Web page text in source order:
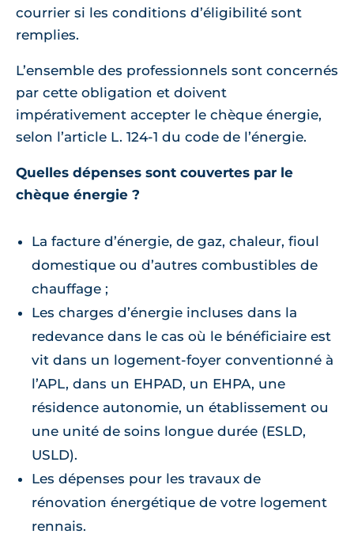
courrier si les conditions d’éligibilité sont
remplies.
L’ensemble des professionnels sont concernés
par cette obligation et doivent
impérativement accepter le chèque énergie,
selon l’article L. 124-1 du code de l’énergie.
Quelles dépenses sont couvertes par le
chèque énergie ?
La facture d’énergie, de gaz, chaleur, fioul
domestique ou d’autres combustibles de
chauffage ;
Les charges d’énergie incluses dans la
redevance dans le cas où le bénéficiaire est
vit dans un logement-foyer conventionné à
l’APL, dans un EHPAD, un EHPA, une
résidence autonomie, un établissement ou
une unité de soins longue durée (ESLD,
USLD).
Les dépenses pour les travaux de
rénovation énergétique de votre logement
rennais.